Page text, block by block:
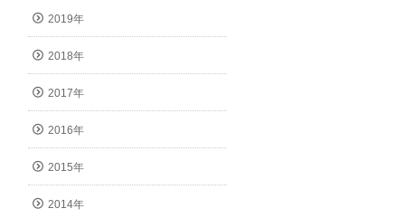
2019年
2018年
2017年
2016年
2015年
2014年